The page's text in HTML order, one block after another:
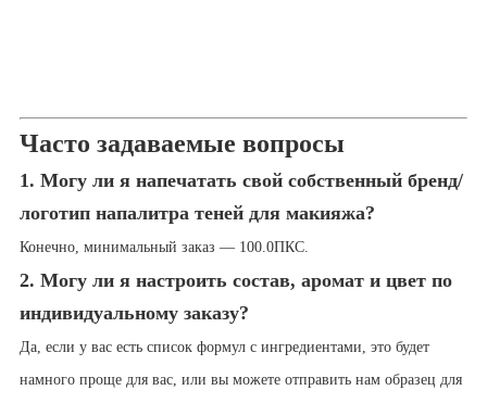
Часто задаваемые вопросы
1. Могу ли я напечатать свой собственный бренд/
логотип напалитра теней для макияжа?
Конечно, минимальный заказ — 100.0ПКС.
2. Могу ли я настроить состав, аромат и цвет по
индивидуальному заказу?
Да, если у вас есть список формул с ингредиентами, это будет
намного проще для вас, или вы можете отправить нам образец для